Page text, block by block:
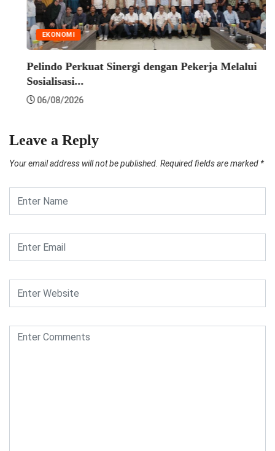
EKONOMI
Indosat Luncurkan Zankore, Bangun Infrastruktur
Leave a Reply
Your email address will not be published. Required fields are marked *